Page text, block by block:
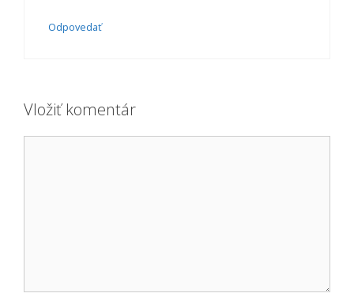
Odpovedať
Vložiť komentár